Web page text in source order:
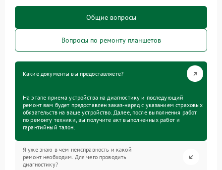
Общие вопросы
Вопросы по ремонту планшетов
Какие документы вы предоставляете?
На этапе приема устройства на диагностику и последующий
ремонт вам будет предоставлен заказ-наряд с указанием страховых
обязательств на ваше устройство. Далее, после выполнения работ
по ремонту техники, вы получите акт выполненных работ и
гарантийный талон.
Я уже знаю в чем неисправность и какой
ремонт необходим. Для чего проводить
диагностику?